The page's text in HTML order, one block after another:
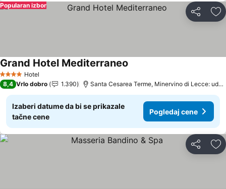
Deli
Popularan izbor
4 ZvezdiceHotel
Grand Hotel Mediterraneo
8,4 Vrlo dobro 1.390 Santa Cesarea Terme, Minervino di Lecce:
Izaberi datume da bi se prikazale
tačne cene
Pogledaj cene
Deli